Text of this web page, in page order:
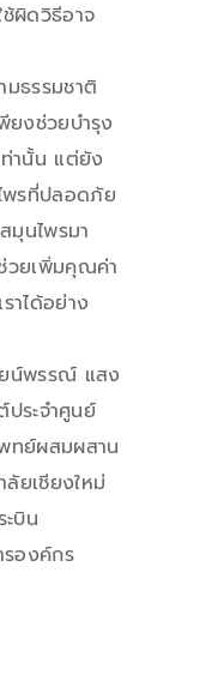
ช้ผิดวิธีอาจ
มธรรมชาติ
ยงช่วยบำรุง
ท่านั้น แต่ยัง
พรที่ปลอดภัย
มุนไพรมา
วยเพิ่มคุณค่า
าได้อย่าง
น์พรรณ์ แสง
ระจำศูนย์
ทย์ผสมผสาน
ยเชียงใหม่
บิน
องค์กร